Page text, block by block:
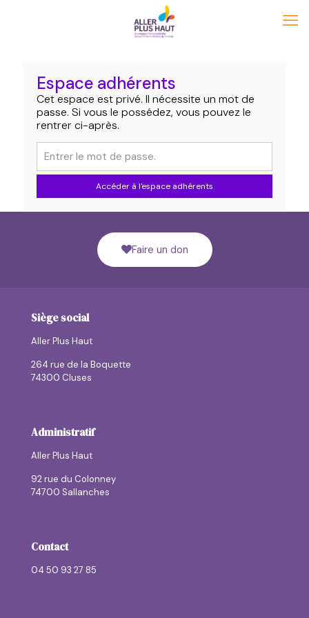
Espace adhérents
Cet espace est privé. Il nécessite un mot de
passe. Si vous le possédez, vous pouvez le
rentrer ci-après.
Accéder à l'espace adhérents
Faire un don
Siège social
Aller Plus Haut
264 rue de la Boquette
74300 Cluses
Administratif
Aller Plus Haut
92 rue du Colonney
74700 Sallanches
Contact
04 50 93 27 85